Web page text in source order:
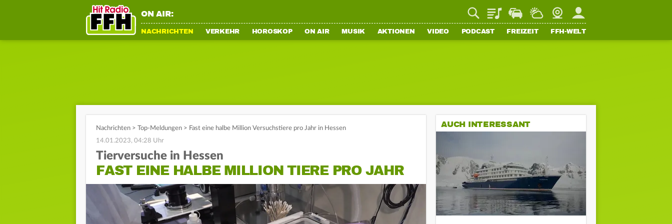
ON AIR: PlaylistStaupilotWetterWebcamMein FFH
NACHRICHTEN VERKEHR HOROSKOP ON AIR MUSIK AKTIONEN VIDEO PODCAST FREIZEIT FFH-WELT
Nachrichten > Top-Meldungen > Fast eine halbe Million Versuchstiere pro Jahr in Hessen
14.01.2023, 04:28 Uhr
Tierversuche in Hessen
FAST EINE HALBE MILLION TIERE PRO JAHR
AUCH INTERESSANT